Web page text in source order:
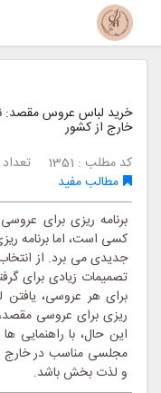
خرید لباس عروس مقصد:
خارج از کشور
کد مطلب : 1351
تعداد
مطالب مفید
برنامه ریزی برای
کسی است، اما برنامه
جدیدی می برد. از
تصمیمات زیادی برای
برای هر عروسی،
ریزی برای عروسی مقصد،
این حال، با راهنمایی
مجلسی مناسب در خارج
و لذت بخش باشد.